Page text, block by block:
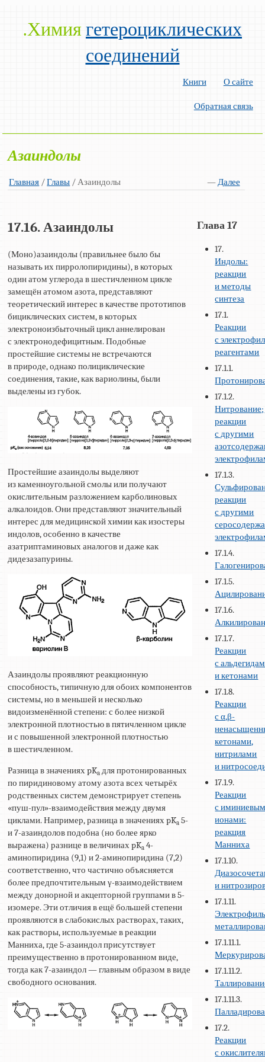
.Химиягетероциклических
соединений
Книги О сайте
Обратная связь
Азаиндолы
Главная / —Далее
Главы / Азаиндолы
17.16. Азаиндолы
(Моно)азаиндолы (правильнее было бы
называть их пирролопиридины), в которых
один атом углерода в шестичленном цикле
замещён атомом азота, представляют
теоретический интерес в качестве прототипов
бициклических систем, в которых
электроноизбыточный цикл аннелирован
с электронодефицитным. Подобные
простейшие системы не встречаются
в природе, однако полициклические
соединения, такие, как вариолины, были
выделены из губок.
Простейшие азаиндолы выделяют
из каменноугольной смолы или получают
окислительным разложением карболиновых
алкалоидов. Они представляют значительный
интерес для медицинской химии как изостеры
индолов, особенно в качестве
азатриптаминовых аналогов и даже как
дидезазапурины.
Азаиндолы проявляют реакционную
способность, типичную для обоих компонентов
системы, но в меньшей и несколько
видоизменённой степени: с более низкой
электронной плотностью в пятичленном цикле
и с повышенной электронной плотностью
в шестичленном.
Разница в значениях pKa для протонированных
по пиридиновому атому азота всех четырёх
родственных систем демонстрирует степень
«пуш-пул»-взаимодействия между двумя
циклами. Например, разница в значениях pKa 5-
и 7-азаиндолов подобна (но более ярко
выражена) разнице в величинах pKa 4-
аминопиридина (9,1) и 2-аминопиридина (7,2)
соответственно, что частично объясняется
более предпочтительным γ-взаимодействием
между донорной и акцепторной группами в 5-
изомере. Эти отличия в ещё большей степени
проявляются в слабокислых растворах, таких,
как растворы, используемые в реакции
Манниха, где 5-азаиндол присутствует
преимущественно в протонированном виде,
тогда как 7-азаиндол — главным образом в виде
свободного основания.
Глава 17
17.
Индолы:
реакции
и методы
синтеза
17.1.
Реакции
с
реагентами
17.1.1.
17.1.2.
Нитрование;
реакции
с другими
17.1.3.
реакции
с другими
17.1.4.
17.1.5.
17.1.6.
17.1.7.
Реакции
с
и кетонами
17.1.8.
Реакции
с α,β-
кетонами,
нитрилами
и
17.1.9.
Реакции
с
ионами:
реакция
Манниха
17.1.10.
и
17.1.11.
17.1.11.1.
17.1.11.2.
17.1.11.3.
17.2.
Реакции
с